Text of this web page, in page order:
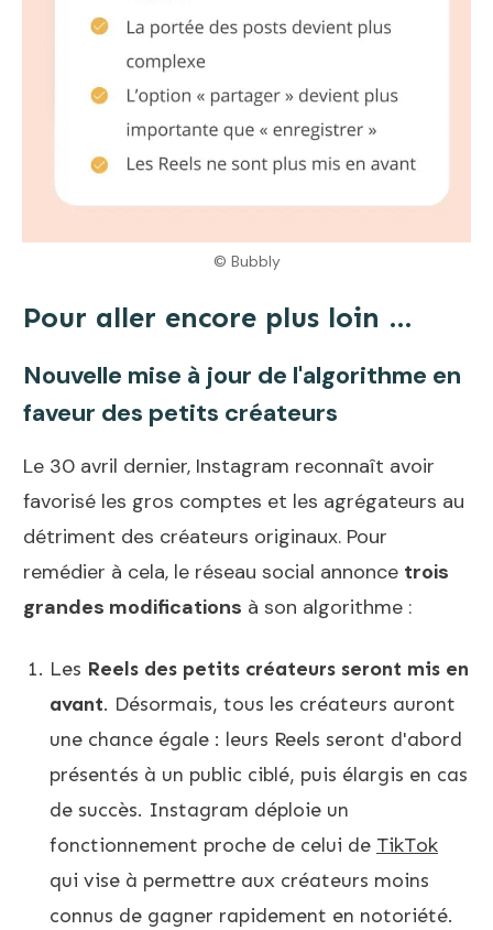
© Bubbly
Pour aller encore plus loin …
Nouvelle mise à jour de l'algorithme en
faveur des petits créateurs
Le 30 avril dernier, Instagram reconnaît avoir
favorisé les gros comptes et les agrégateurs au
détriment des créateurs originaux. Pour
remédier à cela, le réseau social annonce trois
grandes modifications à son algorithme :
Les Reels des petits créateurs seront mis en
avant. Désormais, tous les créateurs auront
une chance égale : leurs Reels seront d'abord
présentés à un public ciblé, puis élargis en cas
de succès. Instagram déploie un
fonctionnement proche de celui de TikTok
qui vise à permettre aux créateurs moins
connus de gagner rapidement en notoriété.